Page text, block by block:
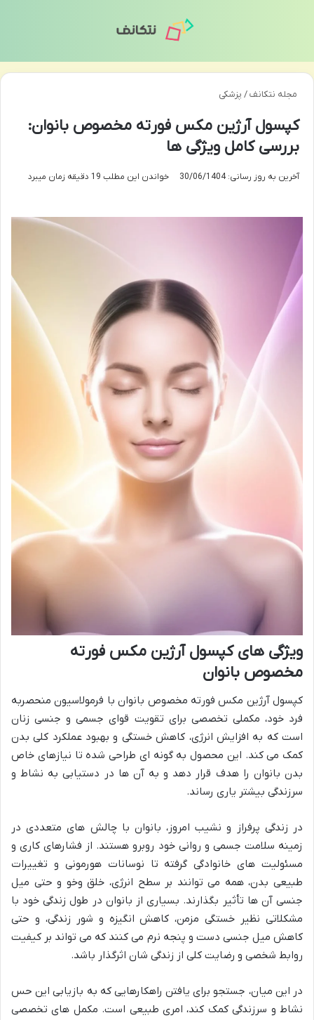
مجله نتکانف/ پزشکی
کپسول آرژین مکس فورته مخصوص بانوان:
بررسی کامل ویژگی ها
آخرین به روز رسانی: 30/06/1404 خواندن این مطلب 19 دقیقه زمان میبرد
ویژگی های کپسول آرژین مکس فورته
مخصوص بانوان
کپسول آرژین مکس فورته مخصوص بانوان با فرمولاسیون منحصربه
فرد خود، مکملی تخصصی برای تقویت قوای جسمی و جنسی زنان
است که به افزایش انرژی، کاهش خستگی و بهبود عملکرد کلی بدن
کمک می کند. این محصول به گونه ای طراحی شده تا نیازهای خاص
بدن بانوان را هدف قرار دهد و به آن ها در دستیابی به نشاط و
سرزندگی بیشتر یاری رساند.
در زندگی پرفراز و نشیب امروز، بانوان با چالش های متعددی در
زمینه سلامت جسمی و روانی خود روبرو هستند. از فشارهای کاری و
مسئولیت های خانوادگی گرفته تا نوسانات هورمونی و تغییرات
طبیعی بدن، همه می توانند بر سطح انرژی، خلق وخو و حتی میل
جنسی آن ها تأثیر بگذارند. بسیاری از بانوان در طول زندگی خود با
مشکلاتی نظیر خستگی مزمن، کاهش انگیزه و شور زندگی، و حتی
کاهش میل جنسی دست و پنجه نرم می کنند که می تواند بر کیفیت
روابط شخصی و رضایت کلی از زندگی شان اثرگذار باشد.
در این میان، جستجو برای یافتن راهکارهایی که به بازیابی این حس
نشاط و سرزندگی کمک کند، امری طبیعی است. مکمل های تخصصی